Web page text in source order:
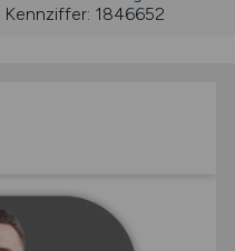
Kennziffer: 1846652